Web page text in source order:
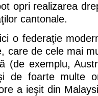
opri realizarea
cantonale.
o federaţie
care de cele mai
(de exemplu,
de foarte multe
a ieşit din